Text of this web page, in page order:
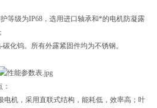
等级为IP68，选用进口轴承和*的电机防凝露
化钨。所有外露紧固件均为不锈钢。
机，采用直联式结构，能耗低，效率高；叶